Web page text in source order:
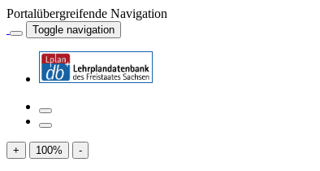
Portalübergreifende Navigation
Toggle navigation
+ 100% -